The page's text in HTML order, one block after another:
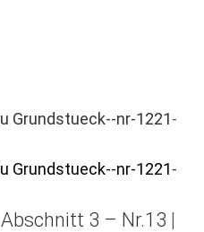
Abschnitt 3 – Nr.13 |